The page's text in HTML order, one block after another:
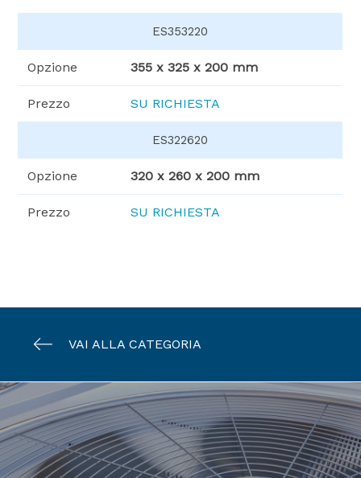
ES353220
Opzione 355 x 325 x 200 mm
Prezzo SU RICHIESTA
ES322620
Opzione 320 x 260 x 200 mm
Prezzo SU RICHIESTA
VAI ALLA CATEGORIA